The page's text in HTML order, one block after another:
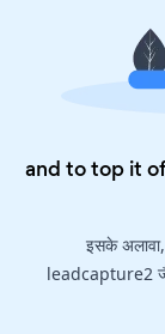
and to top it
इसके अलावा,
leadcapture2